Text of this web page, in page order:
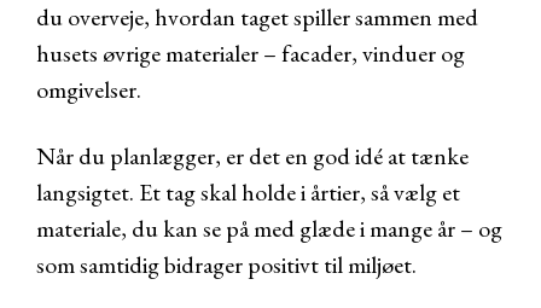
du overveje, hvordan taget spiller sammen med
husets øvrige materialer – facader, vinduer og
omgivelser.
Når du planlægger, er det en god idé at tænke
langsigtet. Et tag skal holde i årtier, så vælg et
materiale, du kan se på med glæde i mange år – og
som samtidig bidrager positivt til miljøet.